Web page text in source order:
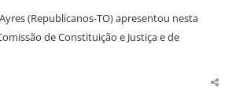
(Republicanos-TO) apresentou nesta
de Constituição e Justiça e de